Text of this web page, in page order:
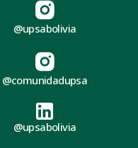
@upsabolivia
@comunidadupsa
@upsabolivia